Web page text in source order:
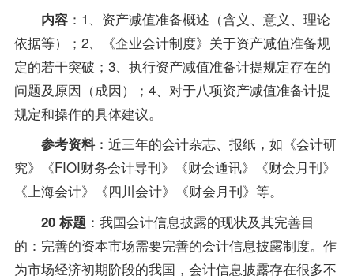
内容：1、资产减值准备概述（含义、意义、理论
依据等）；2、《企业会计制度》关于资产减值准备规
定的若干突破；3、执行资产减值准备计提规定存在的
问题及原因（成因）；4、对于八项资产减值准备计提
规定和操作的具体建议。
参考资料：近三年的会计杂志、报纸，如《会计研
究》《FIOI财务会计导刊》《财会通讯》《财会月刊》
《上海会计》《四川会计》《财会月刊》等。
20 标题：我国会计信息披露的现状及其完善目
的：完善的资本市场需要完善的会计信息披露制度。作
为市场经济初期阶段的我国，会计信息披露存在很多不